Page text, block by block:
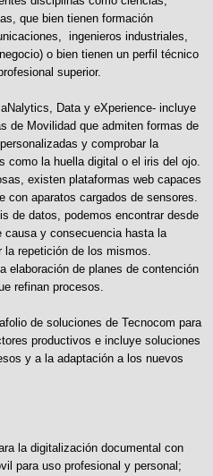
que bien tienen formación
ingenieros industriales,
o bien tienen un perfil técnico
superior.
Data y eXperience- incluye
de Movilidad que admiten formas de
y comprobar la
como la huella digital o el iris del ojo.
existen plataformas web capaces
con aparatos cargados de sensores.
de datos, podemos encontrar desde
causa y consecuencia hasta la
la repetición de los mismos.
elaboración de planes de contención
refinan procesos.
de soluciones de Tecnocom para
productivos e incluye soluciones
y a la adaptación a los nuevos
la digitalización documental con
para uso profesional y personal;